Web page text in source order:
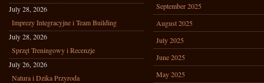
July 28, 2026
Imprezy Integracyjne i Team Building
July 28, 2026
Sprzęt Treningowy i Recenzje
July 26, 2026
Natura i Dzika Przyroda
September 2025
August 2025
July 2025
June 2025
May 2025